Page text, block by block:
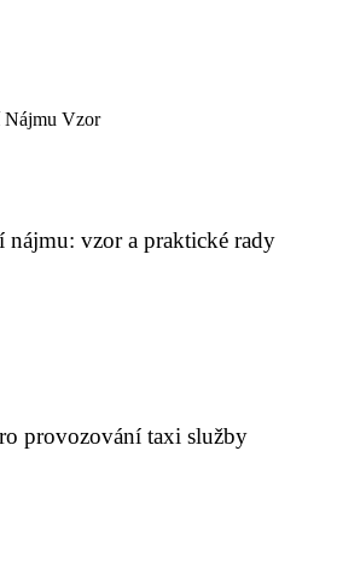
nájmu: vzor a praktické rady
provozování taxi služby